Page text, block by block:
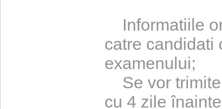
Informatiile
catre candidati
examenului;
Se vor trimite
cu 4 zile